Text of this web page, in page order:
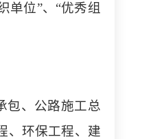
单位”、“优秀组
包、公路施工总
、环保工程、建